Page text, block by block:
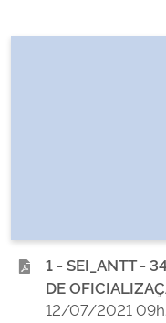
1 - SEI_ANTT -
DE
12/07/2021